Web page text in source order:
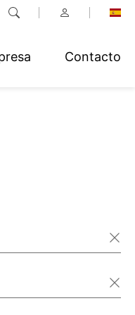
Contacto